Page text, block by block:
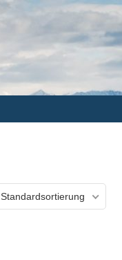
Standardsortierung